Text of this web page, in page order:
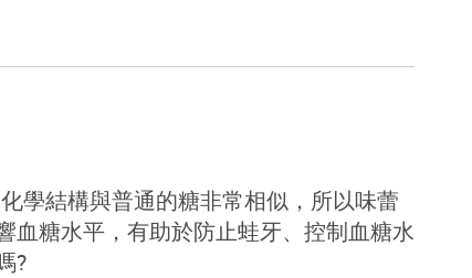
學結構與普通的糖非常相似，所以味蕾
血糖水平，有助於防止蛙牙、控制血糖水
?